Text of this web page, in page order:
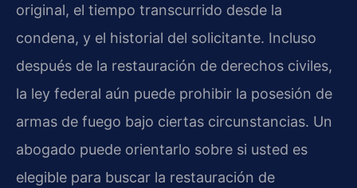
original, el tiempo transcurrido desde la
condena, y el historial del solicitante. Incluso
después de la restauración de derechos civiles,
la ley federal aún puede prohibir la posesión de
armas de fuego bajo ciertas circunstancias. Un
abogado puede orientarlo sobre si usted es
elegible para buscar la restauración de